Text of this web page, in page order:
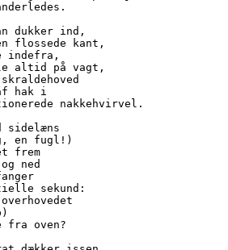
anderledes.
dukker ind,
den flossede kant,
indefra,
altid på vagt,
skraldehoved
af hak i
nakkehvirvel.
sidelæns
en fugl!)
frem
og ned
fanger
sekund:
overhovedet
fra oven?